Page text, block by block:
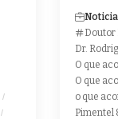
Doutor
Dr.
O que
O que
o que
Pimentel